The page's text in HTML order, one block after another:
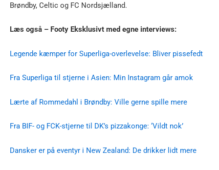
Brøndby, Celtic og FC Nordsjælland.
Læs også – Footy Eksklusivt med egne interviews:
Legende kæmper for Superliga-overlevelse: Bliver pissefedt
Fra Superliga til stjerne i Asien: Min Instagram går amok
Lærte af Rommedahl i Brøndby: Ville gerne spille mere
Fra BIF- og FCK-stjerne til DK’s pizzakonge: ‘Vildt nok’
Dansker er på eventyr i New Zealand: De drikker lidt mere